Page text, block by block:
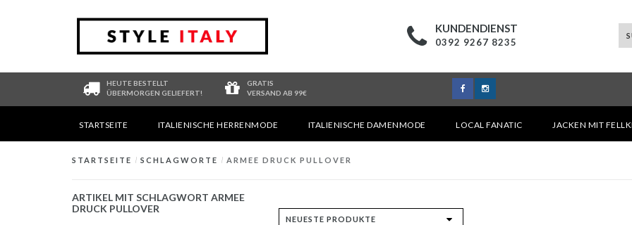
KUNDENDIENST
0392 9267 8235
HEUTE BESTELLT
ÜBERMORGEN GELIEFERT!
GRATIS
VERSAND AB 99€
STARTSEITE ITALIENISCHE HERRENMODE ITALIENISCHE DAMENMODE LOCAL FANATIC JACKEN MIT
STARTSEITE / SCHLAGWORTE / ARMEE DRUCK PULLOVER
ARTIKEL MIT SCHLAGWORT ARMEE
DRUCK PULLOVER